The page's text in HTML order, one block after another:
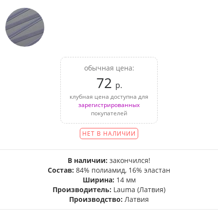
обычная цена:
72 р.
клубная цена доступна для
зарегистрированных
покупателей
НЕТ В НАЛИЧИИ
В наличии: закончился!
Состав: 84% полиамид, 16% эластан
Ширина: 14 мм
Производитель: Lauma (Латвия)
Производство: Латвия